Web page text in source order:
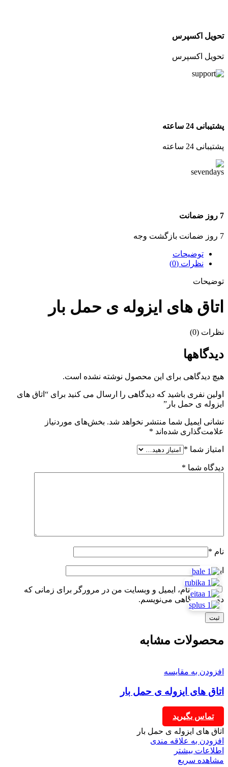
تحویل اکسپرس
تحویل اکسپرس
پشتیبانی 24 ساعته
پشتیبانی 24 ساعته
7 روز ضمانت
7 روز ضمانت بازگشت وجه
توضیحات
نظرات (0)
توضیحات
اتاق های ایزوله ی حمل بار
نظرات (0)
دیدگاهها
هیچ دیدگاهی برای این محصول نوشته نشده است.
اولین نفری باشید که دیدگاهی را ارسال می کنید برای “اتاق های
ایزوله ی حمل بار”
نشانی ایمیل شما منتشر نخواهد شد. بخش‌های موردنیاز
علامت‌گذاری شده‌اند *
امتیاز شما *
دیدگاه شما *
نام *
ایمیل*
ذخیره نام، ایمیل و وبسایت من در مرورگر برای زمانی که
دوباره دیدگاهی می‌نویسم.
محصولات مشابه
افزودن به مقایسه
اتاق های ایزوله ی حمل بار
تماس بگیرید
اتاق های ایزوله ی حمل بار
افزودن به علاقه مندی
اطلاعات بیشتر
مشاهده سریع